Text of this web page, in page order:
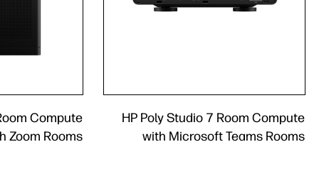
Compute
Zoom Rooms
HP Poly Studio 7 Room Compute
with Microsoft Teams Rooms